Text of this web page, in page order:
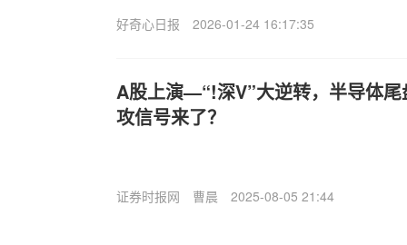
好奇心日报 2026-01-24 16:17:35
A股上演—“!深V”大逆转，半导体
攻信号来了？
证券时报网 曹晨 2025-08-05 21:44